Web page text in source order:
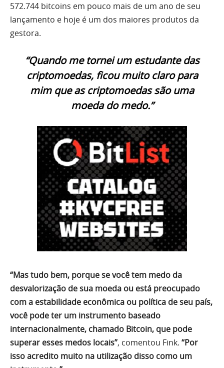
572.744 bitcoins em pouco mais de um ano de seu
lançamento e hoje é um dos maiores produtos da
gestora.
“Quando me tornei um estudante das
criptomoedas, ficou muito claro para
mim que as criptomoedas são uma
moeda do medo.”
“Mas tudo bem, porque se você tem medo da
desvalorização de sua moeda ou está preocupado
com a estabilidade econômica ou política de seu país,
você pode ter um instrumento baseado
internacionalmente, chamado Bitcoin, que pode
superar esses medos locais”, comentou Fink. “Por
isso acredito muito na utilização disso como um